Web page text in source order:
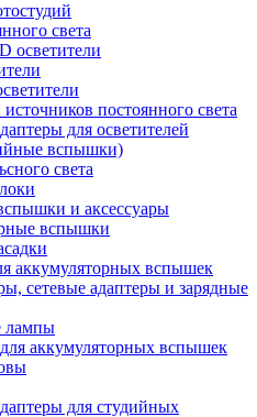
света
осветители
постоянного света
для осветителей
вспышки)
света
и аксессуары
вспышки
аккумуляторных вспышек
сетевые адаптеры и зарядные
лампы
аккумуляторных вспышек
для студийных